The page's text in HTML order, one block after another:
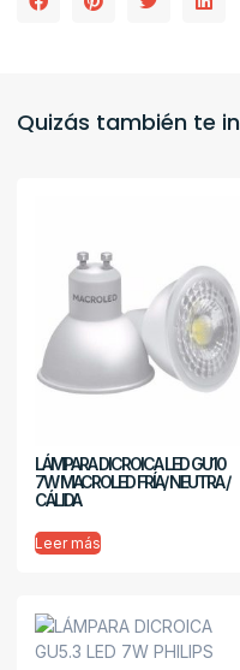
Quizás también te
LÁMPARA DICROICA LED GU10
7W MACROLED FRÍA/ NEUTRA /
CÁLIDA
Leer más